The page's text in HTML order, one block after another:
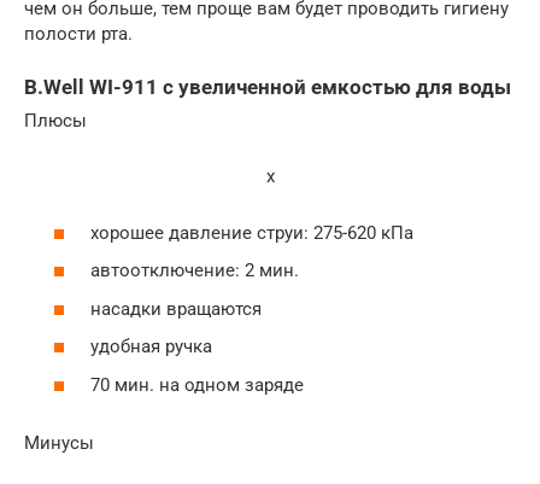
чем он больше, тем проще вам будет проводить гигиену
полости рта.
B.Well WI-911 с увеличенной емкостью для воды
Плюсы
x
хорошее давление струи: 275-620 кПа
автоотключение: 2 мин.
насадки вращаются
удобная ручка
70 мин. на одном заряде
Минусы